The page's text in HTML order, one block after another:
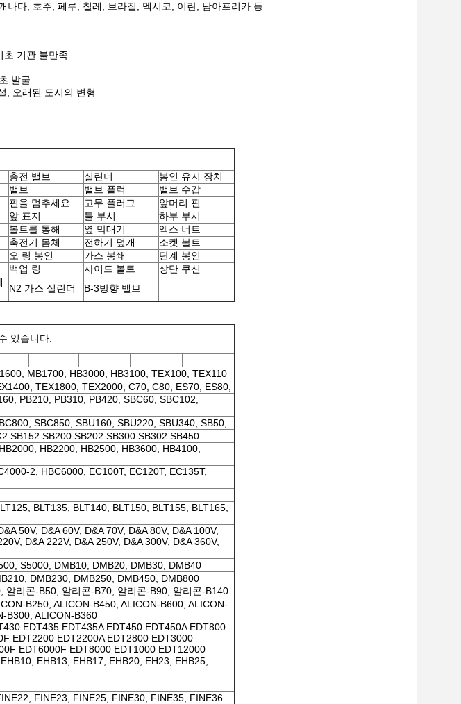
나다, 호주, 페루, 칠레, 브라질, 멕시코, 이란, 남아프리카 등
초 기관 불만족
발굴
, 오래된 도시의 변형
충전 밸브 실린더
봉인 유지 장치
밸브 밸브 플럭
밸브 수갑
핀을 멈추세요 고무 플러그
앞머리 핀
앞 표지 툴 부시
하부 부시
볼트를 통해 옆 막대기
엑스 너트
축전기 몸체 전하기 덮개
소켓 볼트
오 링 봉인 가스 봉쇄
단계 봉인
백업 링 사이드 볼트
상단 쿠션
N2 가스 실린더 B-3방향 밸브
있습니다.
MB1700, HB3000, HB3100, TEX100, TEX110
TEX1800, TEX2000, C70, C80, ES70, ES80,
PB210, PB310, PB420, SBC60, SBC102,
SBC850, SBU160, SBU220, SBU340, SB50,
SB152 SB200 SB202 SB300 SB302 SB450
HB2200, HB2500, HB3600, HB4100,
2, HBC6000, EC100T, EC120T, EC135T,
BLT135, BLT140, BLT150, BLT155, BLT165,
50V, D&A 60V, D&A 70V, D&A 80V, D&A 100V,
D&A 222V, D&A 250V, D&A 300V, D&A 360V,
S5000, DMB10, DMB20, DMB30, DMB40
DMB230, DMB250, DMB450, DMB800
리콘-B50, 알리콘-B70, 알리콘-B90, 알리콘-B140
B250, ALICON-B450, ALICON-B600, ALICON-
B300, ALICON-B360
EDT435 EDT435A EDT450 EDT450A EDT800
EDT2200 EDT2200A EDT2800 EDT3000
EDT6000F EDT8000 EDT1000 EDT12000
EHB13, EHB17, EHB20, EH23, EHB25,
FINE23, FINE25, FINE30, FINE35, FINE36